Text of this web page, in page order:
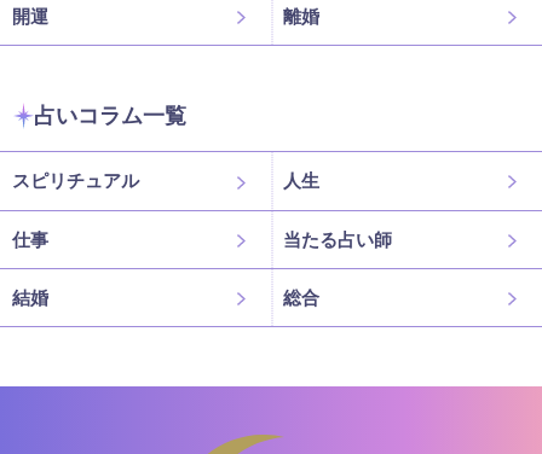
開運 離婚
占いコラム一覧
スピリチュアル 人生
仕事 当たる占い師
結婚 総合